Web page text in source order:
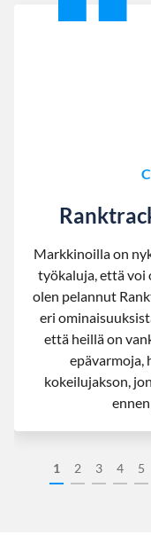
1 2 3 4 5
Markkinoilla on
työkaluja, että voi
olen pelannut
eri
että heillä on
epävarmoja,
kokeilujakson,